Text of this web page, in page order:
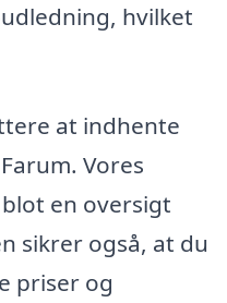
hvilket
at indhente
Vores
en oversigt
sikrer også, at du
priser og